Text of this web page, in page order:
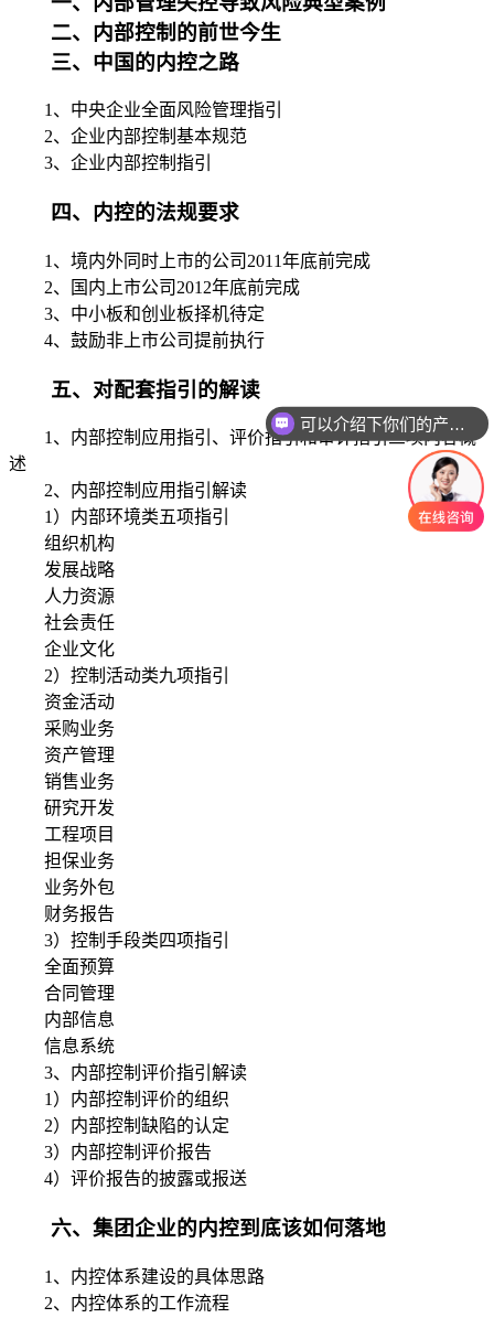
二、内部控制的前世今生
三、中国的内控之路
1、中央企业全面风险管理指引
2、企业内部控制基本规范
3、企业内部控制指引
四、内控的法规要求
1、境内外同时上市的公司2011年底前完成
2、国内上市公司2012年底前完成
3、中小板和创业板择机待定
4、鼓励非上市公司提前执行
五、对配套指引的解读
1、内部控制应用指引、评价指引和审计指引三项内容概
述
2、内部控制应用指引解读
1）内部环境类五项指引
组织机构
发展战略
人力资源
社会责任
企业文化
2）控制活动类九项指引
资金活动
采购业务
资产管理
销售业务
研究开发
工程项目
担保业务
业务外包
财务报告
3）控制手段类四项指引
全面预算
合同管理
内部信息
信息系统
3、内部控制评价指引解读
1）内部控制评价的组织
2）内部控制缺陷的认定
3）内部控制评价报告
4）评价报告的披露或报送
六、集团企业的内控到底该如何落地
1、内控体系建设的具体思路
2、内控体系的工作流程